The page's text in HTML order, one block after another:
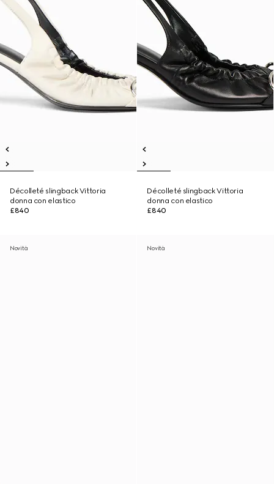
Décolleté slingback Vittoria
donna con elastico
£840
Décolleté slingback Vittoria
donna con elastico
£840
Novità Novità